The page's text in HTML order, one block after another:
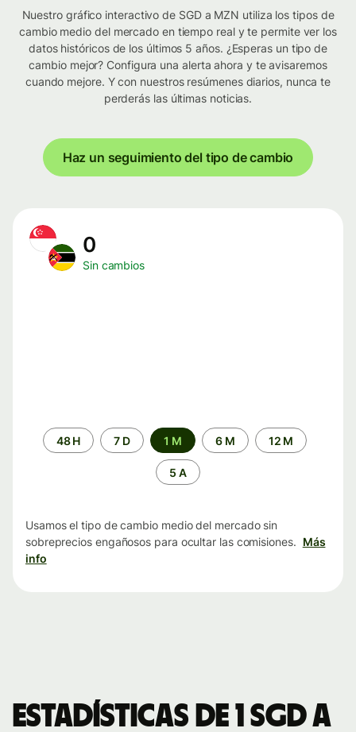
Nuestro gráfico interactivo de SGD a MZN utiliza los tipos de
cambio medio del mercado en tiempo real y te permite ver los
datos históricos de los últimos 5 años. ¿Esperas un tipo de
cambio mejor? Configura una alerta ahora y te avisaremos
cuando mejore. Y con nuestros resúmenes diarios, nunca te
perderás las últimas noticias.
Haz un seguimiento del tipo de cambio
0
Sin cambios
Periodo48 H 7 D 1 M 6 M 12 M
5 A
Usamos el tipo de cambio medio del mercado sin
sobreprecios engañosos para ocultar las comisiones. Más
info
Estadísticas de 1 SGD a